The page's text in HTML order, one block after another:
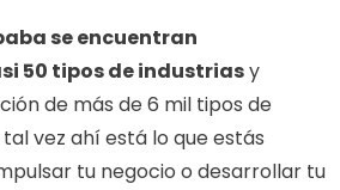
se encuentran
50 tipos de industrias y
de más de 6 mil tipos de
vez ahí está lo que estás
tu negocio o desarrollar tu